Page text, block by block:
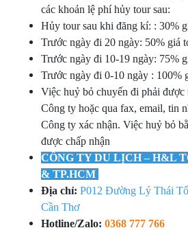
các khoản lệ phí hủy tour sau:
Hủy tour sau khi đăng kí: : 30%
Trước ngày đi 20 ngày: 50% giá
Trước ngày đi 10-19 ngày: 75%
Trước ngày đi 0-10 ngày : 100%
Việc huỷ bỏ chuyến đi phải
Công ty hoặc qua fax, email, tin
Công ty xác nhận. Việc huỷ bỏ
được chấp nhận
CÔNG TY DU LỊCH – H&L
& TP.HCM
Địa chỉ: P012 Đường Lý Thái
Cần Thơ
Hotline/Zalo: 0368 777 766